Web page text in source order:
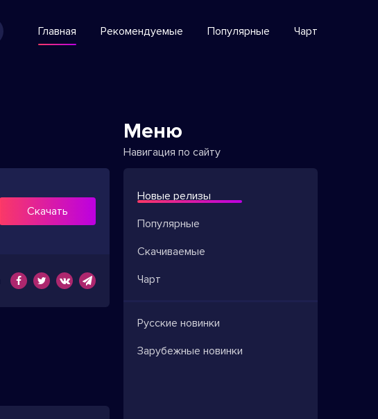
Главная Рекомендуемые Популярные Чарт
Скачать
Меню
Навигация по сайту
Новые релизы
Популярные
Скачиваемые
Чарт
Русские новинки
Зарубежные новинки